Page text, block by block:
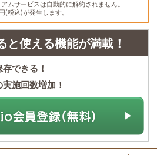
ムサービスは自動的に解約されません。
税込)が発生します。
と使える機能が満載！
できる！
施回数増加！